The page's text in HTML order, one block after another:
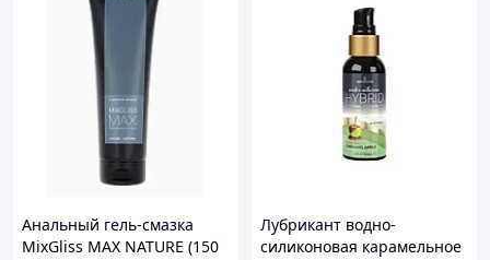
Анальный гель-смазка
MixGliss MAX NATURE (150
Лубрикант водно-
силиконовая карамельное